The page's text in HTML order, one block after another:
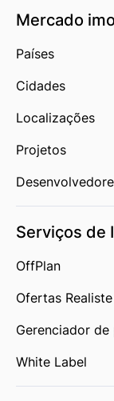
Mercado
Países
Cidades
Localizações
Projetos
Serviços de
OffPlan
Ofertas Realiste
Gerenciador
White Label